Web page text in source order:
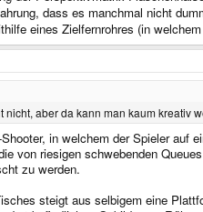
dass es manchmal nicht
eines Zielfernrohres (in
aber da kann man kaum kreativ
in welchem der Spieler auf
von riesigen schwebenden
zu werden.
steigt aus selbigem eine